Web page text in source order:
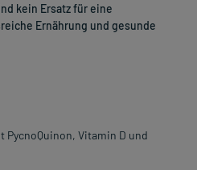
kein Ersatz für eine
Ernährung und gesunde
PycnoQuinon, Vitamin D und